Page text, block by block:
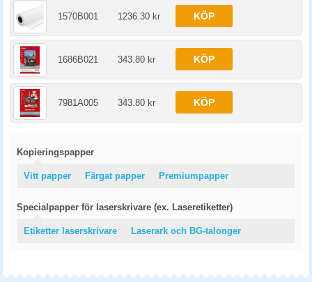
1570B001 1236.30 kr KÖP
1686B021 343.80 kr KÖP
7981A005 343.80 kr KÖP
Kopieringspapper
Vitt papper Färgat papper Premiumpapper
Specialpapper för laserskrivare (ex. Laseretiketter)
Etiketter laserskrivare Laserark och BG-talonger